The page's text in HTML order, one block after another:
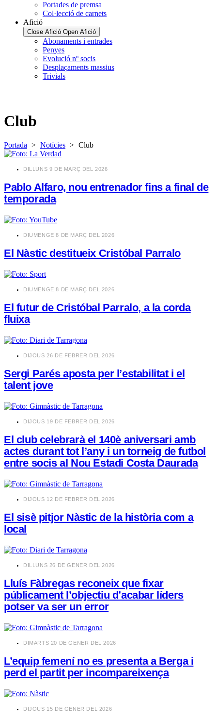
Portades de premsa
Col·lecció de carnets
Afició
Close Afició Open Afició
Abonaments i entrades
Penyes
Evolució nº socis
Desplaçaments massius
Trivials
Club
Portada > Notícies > Club
​DILLUNS 9 DE MARÇ DEL 2026
Pablo Alfaro, nou entrenador fins a final de
temporada
​DIUMENGE 8 DE MARÇ DEL 2026
El Nàstic destitueix Cristóbal Parralo
​DIUMENGE 8 DE MARÇ DEL 2026
El futur de Cristóbal Parralo, a la corda
fluixa
​DIJOUS 26 DE FEBRER DEL 2026
Sergi Parés aposta per l’estabilitat i el
talent jove
​DIJOUS 19 DE FEBRER DEL 2026
El club celebrarà el 140è aniversari amb
actes durant tot l’any i un torneig de futbol
entre socis al Nou Estadi Costa Daurada
​DIJOUS 12 DE FEBRER DEL 2026
El sisè pitjor Nàstic de la història com a
local
​DILLUNS 26 DE GENER DEL 2026
Lluís Fàbregas reconeix que fixar
públicament l’objectiu d’acabar líders
potser va ser un error
​DIMARTS 20 DE GENER DEL 2026
L’equip femení no es presenta a Berga i
perd el partit per incompareixença
​DIJOUS 15 DE GENER DEL 2026